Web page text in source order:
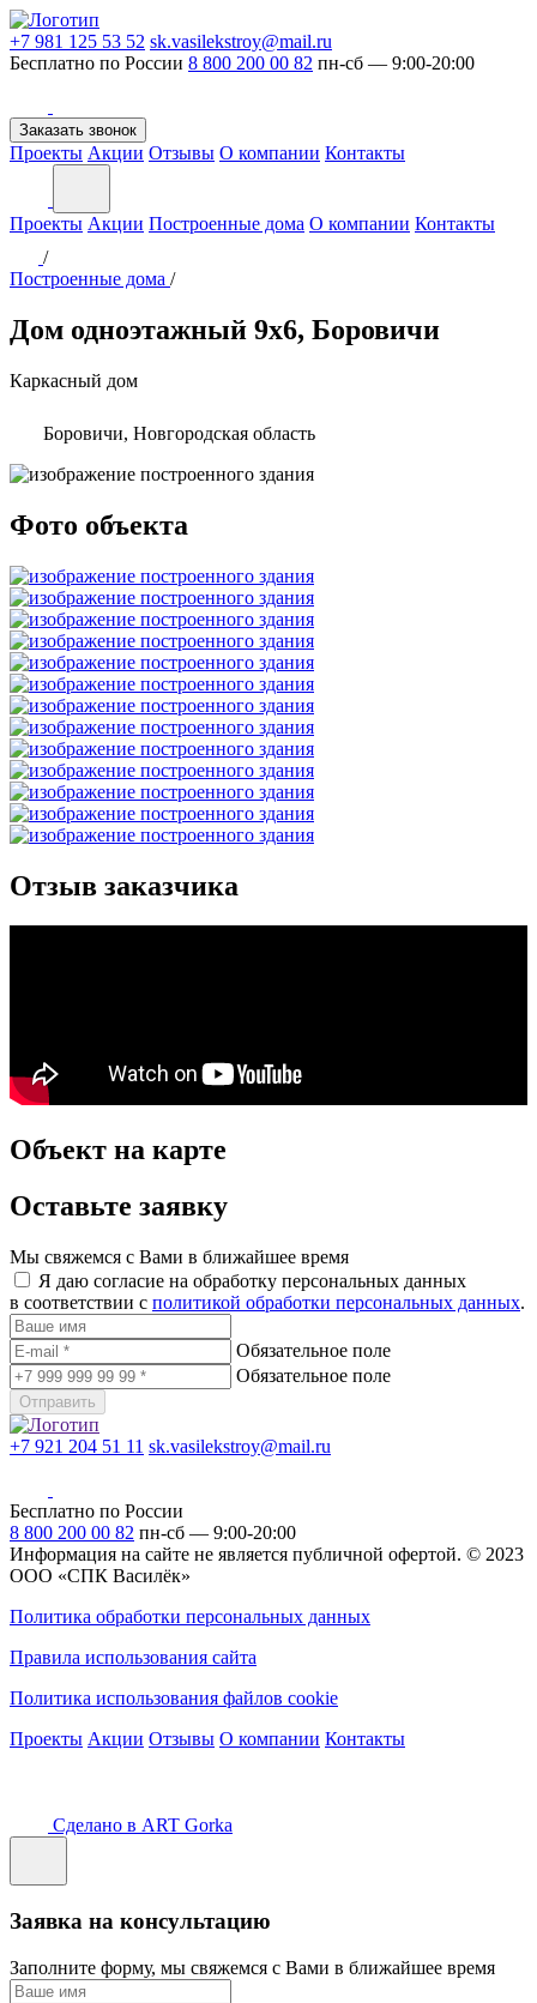
+7 981 125 53 52 sk.vasilekstroy@mail.ru
Бесплатно по России 8 800 200 00 82 пн-сб — 9:00-20:00
Заказать звонок
Проекты Акции Отзывы О компании Контакты
Проекты Акции Построенные дома О компании Контакты
/
Построенные дома /
Дом одноэтажный 9х6, Боровичи
Каркасный дом
Боровичи, Новгородская область
Фото объекта
Отзыв заказчика
Объект на карте
Оставьте заявку
Мы свяжемся с Вами в ближайшее время
Я даю согласие на обработку персональных данных
в соответствии с политикой обработки персональных данных.
Обязательное поле
Обязательное поле
Отправить
+7 921 204 51 11 sk.vasilekstroy@mail.ru
Бесплатно по России
8 800 200 00 82 пн-сб — 9:00-20:00
Информация на сайте не является публичной офертой. © 2023
ООО «СПК Василёк»
Политика обработки персональных данных
Правила использования сайта
Политика использования файлов cookie
Проекты Акции Отзывы О компании Контакты
Сделано в ART Gorka
Заявка на консультацию
Заполните форму, мы свяжемся с Вами в ближайшее время